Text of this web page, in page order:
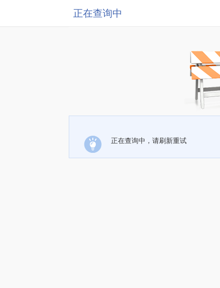
正在查询中
正在查询中，请刷新重试